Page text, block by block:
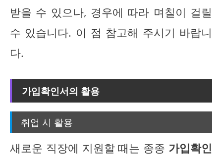
받을 수 있으나, 경우에 따라 며칠이 걸릴
수 있습니다. 이 점 참고해 주시기 바랍니
다.
가입확인서의 활용
취업 시 활용
새로운 직장에 지원할 때는 종종 가입확인